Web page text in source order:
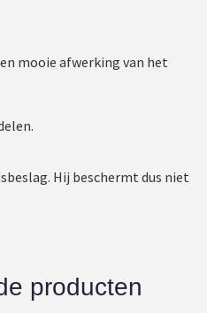
mooie afwerking van het
Hij beschermt dus niet
producten